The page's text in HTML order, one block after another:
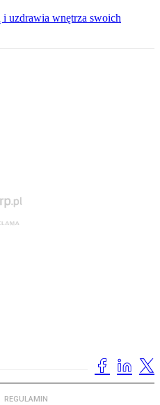
uzdrawia wnętrza swoich
REGULAMIN